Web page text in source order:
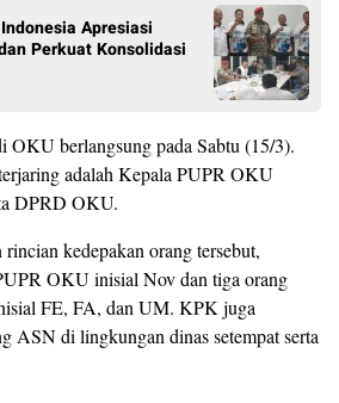
Apresiasi
Perkuat Konsolidasi
berlangsung pada Sabtu (15/3).
adalah Kepala PUPR OKU
DPRD OKU.
kedepakan orang tersebut,
OKU inisial Nov dan tiga orang
FE, FA, dan UM. KPK juga
ASN di lingkungan dinas setempat serta